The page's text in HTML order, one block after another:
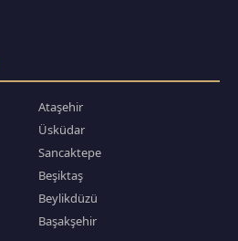
Ataşehir
Üsküdar
Sancaktepe
Beşiktaş
Beylikdüzü
Başakşehir